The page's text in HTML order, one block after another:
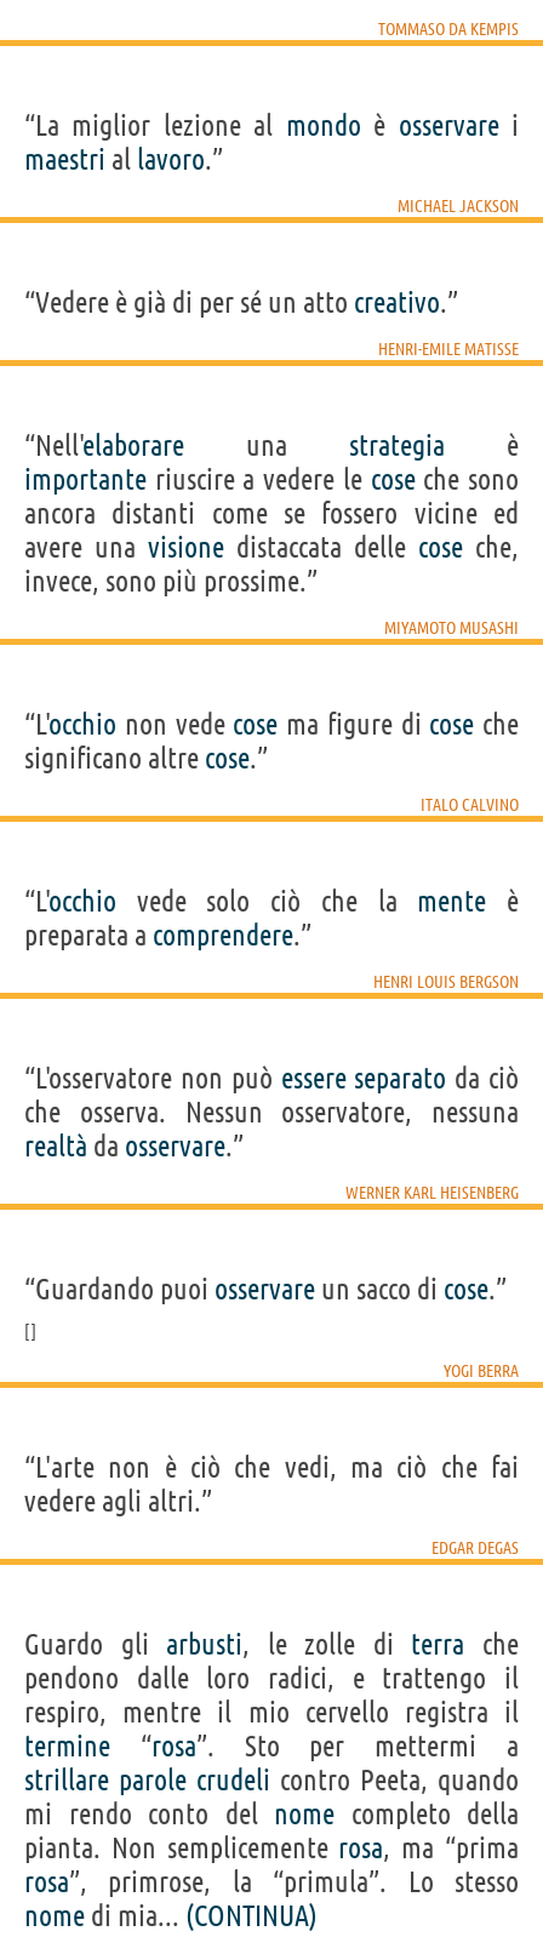
TOMMASO DA KEMPIS
“La miglior lezione al mondo è osservarei
maestri al lavoro.”
MICHAEL JACKSON
“Vedere è già di per sé un atto creativo.”
HENRI-EMILE MATISSE
“Nell'elaborare una strategia è
importante riuscire a vedere le coseche sono
ancora distanti come se fossero vicine ed
avere una visione distaccata delle cose che,
invece, sono più prossime.”
MIYAMOTO MUSASHI
“L'occhio non vede cose ma figure di cose che
significano altre cose.”
ITALO CALVINO
“L'occhio vede solo ciò che la mente è
preparata a comprendere.”
HENRI LOUIS BERGSON
“L'osservatore non può essere separato da ciò
che osserva. Nessun osservatore, nessuna
realtà da osservare.”
WERNER KARL HEISENBERG
“Guardando puoi osservare un sacco di cose.”
YOGI BERRA
“L'arte non è ciò che vedi, ma ciò che fai
vedere agli altri.”
EDGAR DEGAS
Guardo gli arbusti, le zolle di terra che
pendono dalle loro radici, e trattengo il
respiro, mentre il mio cervello registra il
termine “rosa”. Sto per mettermi a
strillare parole crudeli contro Peeta, quando
mi rendo conto del nome completo della
pianta. Non semplicemente rosa, ma “prima
rosa”, primrose, la “primula”. Lo stesso
nome di mia... (CONTINUA)